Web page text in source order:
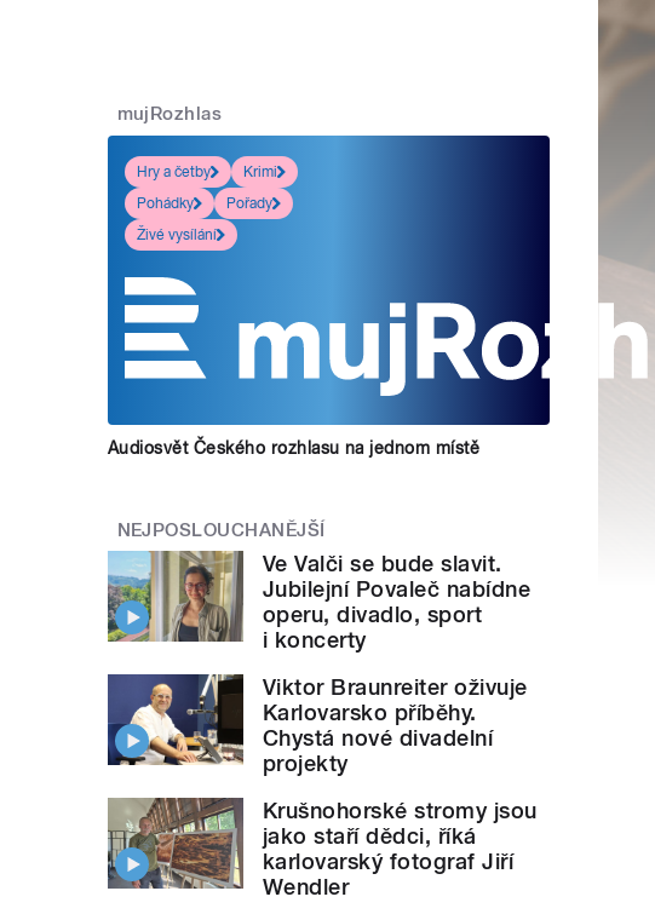
mujRozhlas
Hry a četby
Krimi
Pohádky
Pořady
Živé vysílání
Audiosvět Českého rozhlasu na jednom místě
NEJPOSLOUCHANĚJŠÍ
Ve Valči se bude slavit.
Jubilejní Povaleč nabídne
operu, divadlo, sport
i koncerty
Viktor Braunreiter oživuje
Karlovarsko příběhy.
Chystá nové divadelní
projekty
Krušnohorské stromy jsou
jako staří dědci, říká
karlovarský fotograf Jiří
Wendler